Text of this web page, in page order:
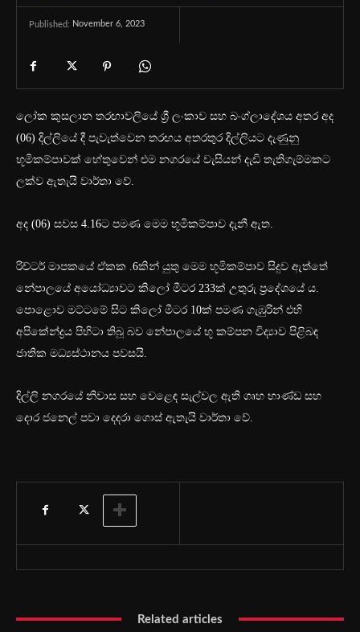
Published: November 6, 2023
ලෝක කුසලාන තරඟාවලියේ ශ්‍රී ලංකාව සහ බංග්ලාදේශය අතර අද
(06) දිල්ලියේ දී පැවැත්වෙන තරඟය අතරතුර දිල්ලියට දැණුනු
භූමිකම්පාවක් හේතුවෙන් එම නගරයේ වැසියන් දැඩි තැතිගැම්මකට
ලක්ව ඇතැයි වාර්තා වේ.
අද (06) සවස 4.16ට පමණ මෙම භූමිකම්පාව දැනී ඇත.
රිච්ටර් මාපකයේ ඒකක .6කින් යුතු මෙම භූමිකම්පාව සිදුව ඇත්තේ
නේපාලයේ අයෝධ්‍යාවට කිලෝ මීටර 233ක් උතුරු ප්‍රදේශයේ ය.
පොළොව මට්ටමේ සිට කිලෝ මීටර 10ක් පමණ ගැඹුරින් එහි
අපිකේන්ද්‍රය පිහිටා තිබූ බව නේපාලයේ භූ කම්පන විද්‍යාව පිළිබඳ
ජාතික මධ්‍යස්ථානය පවසයි.
දිල්ලි නගරයේ නිවාස සහ වෙළෙඳ සැල්වල ඇති ගෘහ භාණ්ඩ සහ
දොර ජනෙල් පවා දෙදරා ගොස් ඇතැයි වාර්තා වේ.
Related articles